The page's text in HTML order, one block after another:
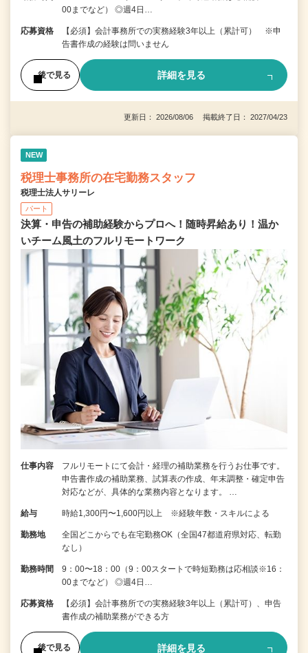
00までなど） ◎週4日…
応募資格
【必須】会計事務所での実務経験3年以上（累計可） ※申
告書作成の経験は問いません
後で見る 詳細を見る
更新日： 2026/08/06 掲載終了日： 2027/04/23
NEW
税理士事務所の在宅勤務スタッフ
税理士法人サリーレ
パート
決算・申告の補助経験からプロへ！随時昇給あり！温か
いチーム⾵⼟のフルリモートワーク
仕事内容
フルリモートにて会計・経理の補助業務を行うお仕事です。
申告書作成の補助業務、試算表の作成、年末調整・確定申告
対応などが、具体的な業務内容となります。 …
給与 時給1,300円〜1,600円以上 ※経験年数・スキルによる
勤務地
全国どこからでも在宅勤務OK（全国47都道府県対応、転勤
なし）
勤務時間
9：00〜18：00（9：00スタートで時短勤務は応相談※16：
00までなど） ◎週4日…
応募資格
【必須】会計事務所での実務経験3年以上（累計可）、申告
書作成の補助業務ができる方
後で見る 詳細を見る